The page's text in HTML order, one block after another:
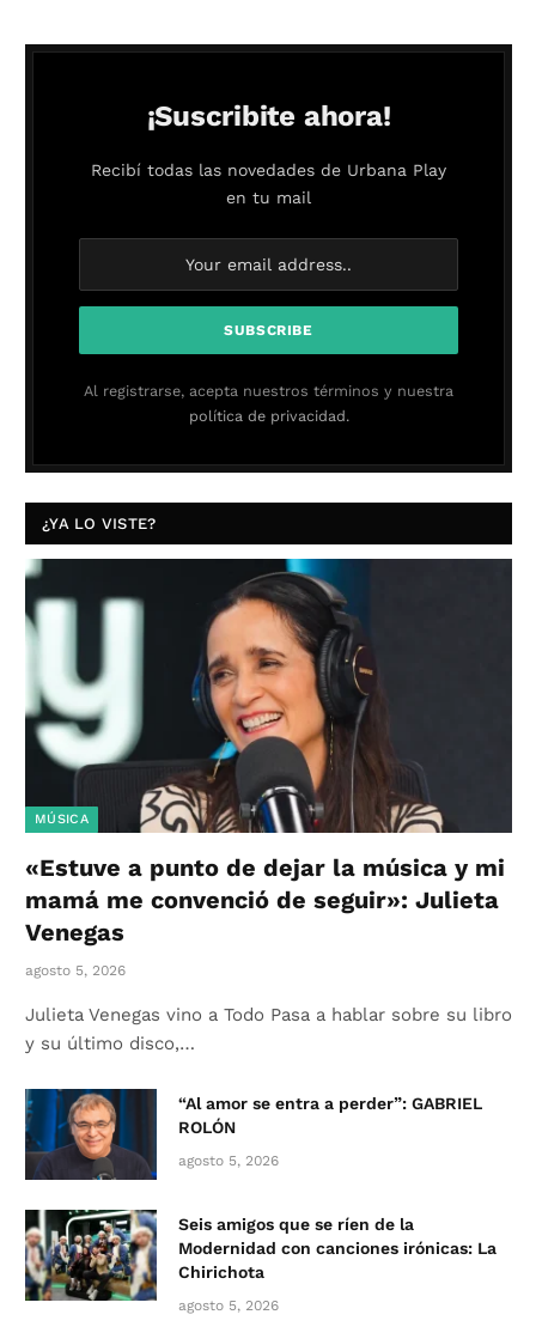
¡Suscribite ahora!
Recibí todas las novedades de Urbana Play
en tu mail
Al registrarse, acepta nuestros términos y nuestra
política de privacidad.
¿YA LO VISTE?
MÚSICA
«Estuve a punto de dejar la música y mi
mamá me convenció de seguir»: Julieta
Venegas
agosto 5, 2026
Julieta Venegas vino a Todo Pasa a hablar sobre su libro
y su último disco,…
“Al amor se entra a perder”: GABRIEL
ROLÓN
agosto 5, 2026
Seis amigos que se ríen de la
Modernidad con canciones irónicas: La
Chirichota
agosto 5, 2026